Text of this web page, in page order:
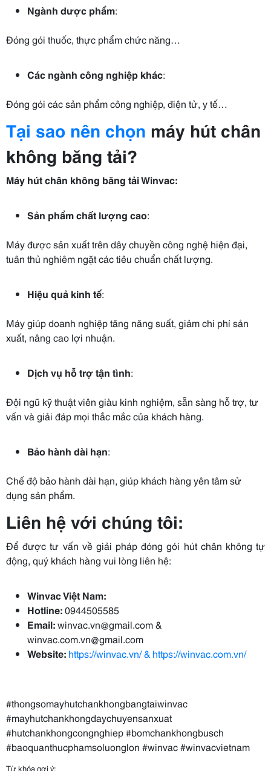
Ngành dược phẩm:
Đóng gói thuốc, thực phẩm chức năng…
Các ngành công nghiệp khác:
Đóng gói các sản phẩm công nghiệp, điện tử, y tế…
Tại sao nên chọn máy hút chân
không băng tải?
Máy hút chân không băng tải Winvac:
Sản phẩm chất lượng cao:
Máy được sản xuất trên dây chuyền công nghệ hiện đại,
tuân thủ nghiêm ngặt các tiêu chuẩn chất lượng.
Hiệu quả kinh tế:
Máy giúp doanh nghiệp tăng năng suất, giảm chi phí sản
xuất, nâng cao lợi nhuận.
Dịch vụ hỗ trợ tận tình:
Đội ngũ kỹ thuật viên giàu kinh nghiệm, sẵn sàng hỗ trợ, tư
vấn và giải đáp mọi thắc mắc của khách hàng.
Bảo hành dài hạn:
Chế độ bảo hành dài hạn, giúp khách hàng yên tâm sử
dụng sản phẩm.
Liên hệ với chúng tôi:
Để được tư vấn về giải pháp đóng gói hút chân không tự
động, quý khách hàng vui lòng liên hệ:
Winvac Việt Nam:
Hotline:0944505585
Email:winvac.vn@gmail.com &
winvac.com.vn@gmail.com
Website: https://winvac.vn/ & https://winvac.com.vn/
#thongsomayhutchankhongbangtaiwinvac
#mayhutchankhongdaychuyensanxuat
#hutchankhongcongnghiep #bomchankhongbusch
#baoquanthucphamsoluonglon #winvac #winvacvietnam
Từ khóa gợi ý: